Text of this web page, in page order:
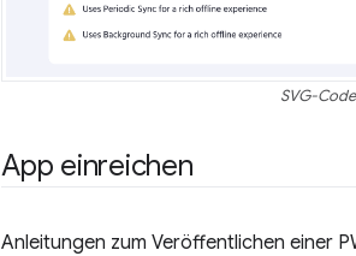
SVG-
App einreichen
Anleitungen zum Veröffentlichen einer